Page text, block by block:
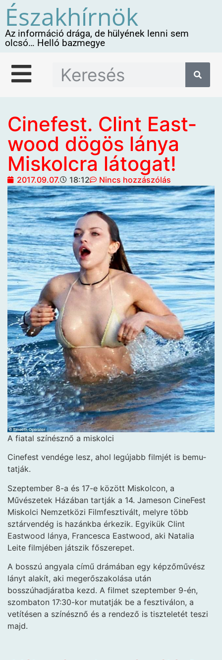
Északhírnök
Az információ drága, de hülyének lenni sem
olcsó… Helló bazmegye
Cinefest. Clint East­
wood dögös lánya
Miskolcra lá­to­gat!
2017.09.07. 18:12 Nincs hozzászólás
A fi­a­tal szí­nésznő a mis­kolci
Cin­e­fest ven­dége lesz, ahol leg­újabb film­jét is be­mu­
tat­ják.
Szeptember 8-a és 17-e között Miskolcon, a
Művészetek Házában tartják a 14. Jameson CineFest
Miskolci Nemzetközi Filmfesztivált, melyre több
sztárvendég is hazánkba érkezik. Egyikük Clint
Eastwood lánya, Francesca Eastwood, aki Natalia
Leite filmjében játszik főszerepet.
A bosszú angyala című drámában egy képzőművész
lányt alakít, aki megerőszakolása után
bosszúhadjáratba kezd. A filmet szeptember 9-én,
szombaton 17:30-kor mutatják be a fesztiválon, a
vetítésen a színésznő és a rendező is tiszteletét teszi
majd.